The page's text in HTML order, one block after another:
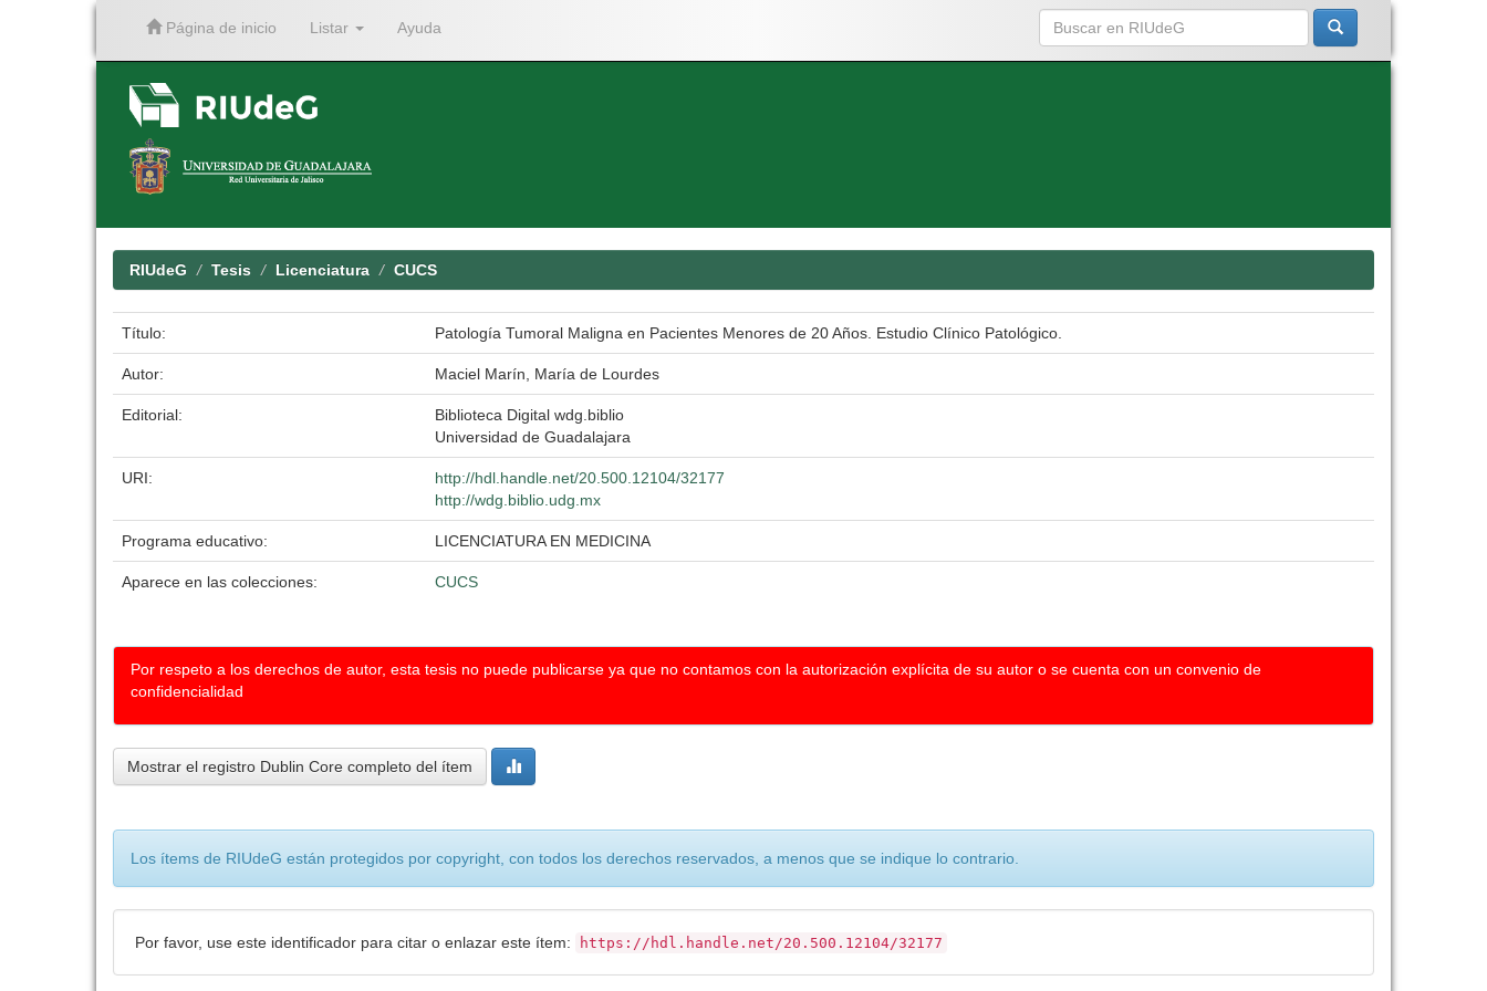
Página de inicio Listar Ayuda
RIUdeG Tesis Licenciatura CUCS
Título: Patología Tumoral Maligna en Pacientes Menores de 20 Años. Estudio Clínico Patológico.
Autor: Maciel Marín, María de Lourdes
Editorial:
Biblioteca Digital wdg.biblio
Universidad de Guadalajara
URI:
http://hdl.handle.net/20.500.12104/32177
http://wdg.biblio.udg.mx
Programa educativo: LICENCIATURA EN MEDICINA
Aparece en las colecciones: CUCS
Por respeto a los derechos de autor, esta tesis no puede publicarse ya que no contamos con la autorización explícita de su autor o se cuenta con un convenio de
confidencialidad
Mostrar el registro Dublin Core completo del ítem
Los ítems de RIUdeG están protegidos por copyright, con todos los derechos reservados, a menos que se indique lo contrario.
Por favor, use este identificador para citar o enlazar este ítem: https://hdl.handle.net/20.500.12104/32177